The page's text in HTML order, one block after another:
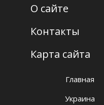
Главная
Украина
О сайте
Контакты
Карта сайта